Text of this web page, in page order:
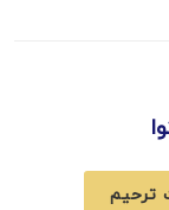
ترحیم